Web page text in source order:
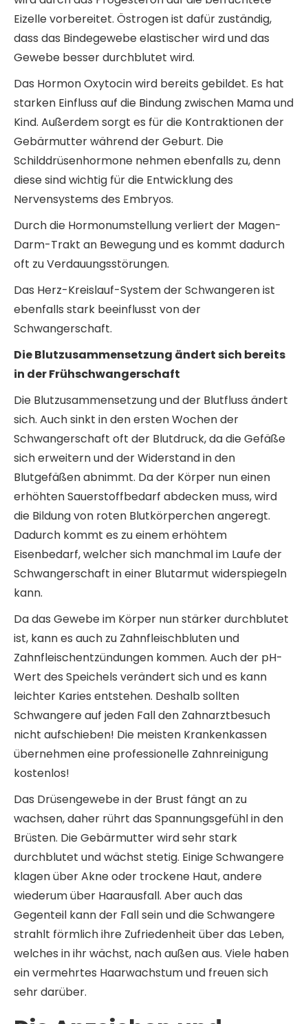
Eizelle vorbereitet. Östrogen ist dafür zuständig,
dass das Bindegewebe elastischer wird und das
Gewebe besser durchblutet wird.
Das Hormon Oxytocin wird bereits gebildet. Es hat
starken Einfluss auf die Bindung zwischen Mama und
Kind. Außerdem sorgt es für die Kontraktionen der
Gebärmutter während der Geburt. Die
Schilddrüsenhormone nehmen ebenfalls zu, denn
diese sind wichtig für die Entwicklung des
Nervensystems des Embryos.
Durch die Hormonumstellung verliert der Magen-
Darm-Trakt an Bewegung und es kommt dadurch
oft zu Verdauungsstörungen.
Das Herz-Kreislauf-System der Schwangeren ist
ebenfalls stark beeinflusst von der
Schwangerschaft.
Die Blutzusammensetzung ändert sich bereits
in der Frühschwangerschaft
Die Blutzusammensetzung und der Blutfluss ändert
sich. Auch sinkt in den ersten Wochen der
Schwangerschaft oft der Blutdruck, da die Gefäße
sich erweitern und der Widerstand in den
Blutgefäßen abnimmt. Da der Körper nun einen
erhöhten Sauerstoffbedarf abdecken muss, wird
die Bildung von roten Blutkörperchen angeregt.
Dadurch kommt es zu einem erhöhtem
Eisenbedarf, welcher sich manchmal im Laufe der
Schwangerschaft in einer Blutarmut widerspiegeln
kann.
Da das Gewebe im Körper nun stärker durchblutet
ist, kann es auch zu Zahnfleischbluten und
Zahnfleischentzündungen kommen. Auch der pH-
Wert des Speichels verändert sich und es kann
leichter Karies entstehen. Deshalb sollten
Schwangere auf jeden Fall den Zahnarztbesuch
nicht aufschieben! Die meisten Krankenkassen
übernehmen eine professionelle Zahnreinigung
kostenlos!
Das Drüsengewebe in der Brust fängt an zu
wachsen, daher rührt das Spannungsgefühl in den
Brüsten. Die Gebärmutter wird sehr stark
durchblutet und wächst stetig. Einige Schwangere
klagen über Akne oder trockene Haut, andere
wiederum über Haarausfall. Aber auch das
Gegenteil kann der Fall sein und die Schwangere
strahlt förmlich ihre Zufriedenheit über das Leben,
welches in ihr wächst, nach außen aus. Viele haben
ein vermehrtes Haarwachstum und freuen sich
sehr darüber.